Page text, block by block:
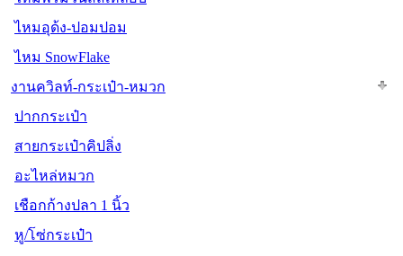
ไหมอุด้ง-ปอมปอม
ไหม SnowFlake
งานควิลท์-กระเป๋า-หมวก
ปากกระเป๋า
สายกระเป๋าคิปลิ่ง
อะไหล่หมวก
เชือกก้างปลา 1 นิ้ว
หู/โซ่กระเป๋า